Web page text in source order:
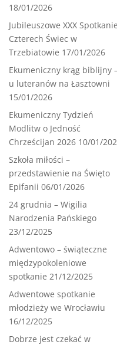
18/01/2026
Jubileuszowe XXX Spotkanie
Czterech Świec w
Trzebiatowie 17/01/2026
Ekumeniczny krąg biblijny
u luteranów na Łasztowni
15/01/2026
Ekumeniczny Tydzień
Modlitw o Jedność
Chrześcijan 2026 10/01/
Szkoła miłości –
przedstawienie na Święto
Epifanii 06/01/2026
24 grudnia – Wigilia
Narodzenia Pańskiego
23/12/2025
Adwentowo – świąteczne
międzypokoleniowe
spotkanie 21/12/2025
Adwentowe spotkanie
młodzieży we Wrocławiu
16/12/2025
Dobrze jest czekać w